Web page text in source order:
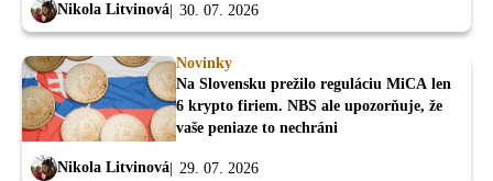
Nikola Litvinová 30. 07. 2026
Novinky
Na Slovensku prežilo reguláciu MiCA len
6 krypto firiem. NBS ale upozorňuje, že
vaše peniaze to nechráni
Nikola Litvinová 29. 07. 2026